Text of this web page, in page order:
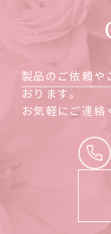
製品のご依頼や
おります。
お気軽にご連絡